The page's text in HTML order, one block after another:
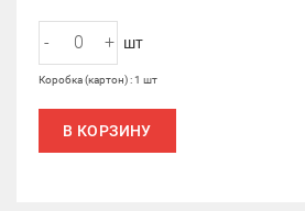
- + шт
Коробка (картон) : 1 шт
В КОРЗИНУ